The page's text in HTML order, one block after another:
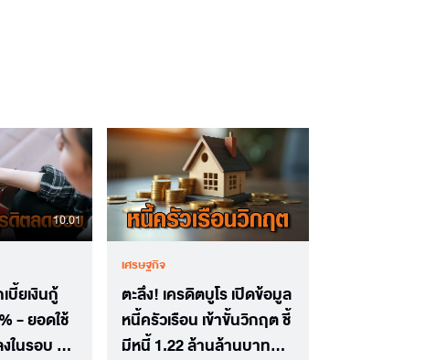
10.01
บี้ยเงินกู้
- ยอดใช้
ในรอบ 10
เศรษฐกิจ
ตะลึง! เครดิตบูโร เปิดข้อมูล
หนี้ครัวเรือน เข้าขั้นวิกฤต ชี้
มีหนี้ 1.22 ล้านล้านบาท